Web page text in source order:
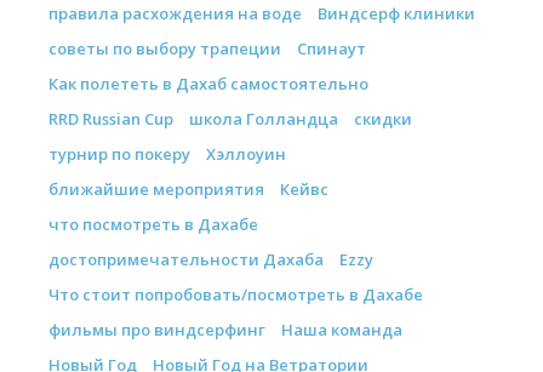
правила расхождения на воде
Виндсерф клиники
советы по выбору трапеции
Спинаут
Как полететь в Дахаб самостоятельно
RRD Russian Cup
школа Голландца
скидки
турнир по покеру
Хэллоуин
ближайшие мероприятия
Кейвс
что посмотреть в Дахабе
достопримечательности Дахаба
Ezzy
Что стоит попробовать/посмотреть в Дахабе
фильмы про виндсерфинг
Наша команда
Новый Год
Новый Год на Ветратории